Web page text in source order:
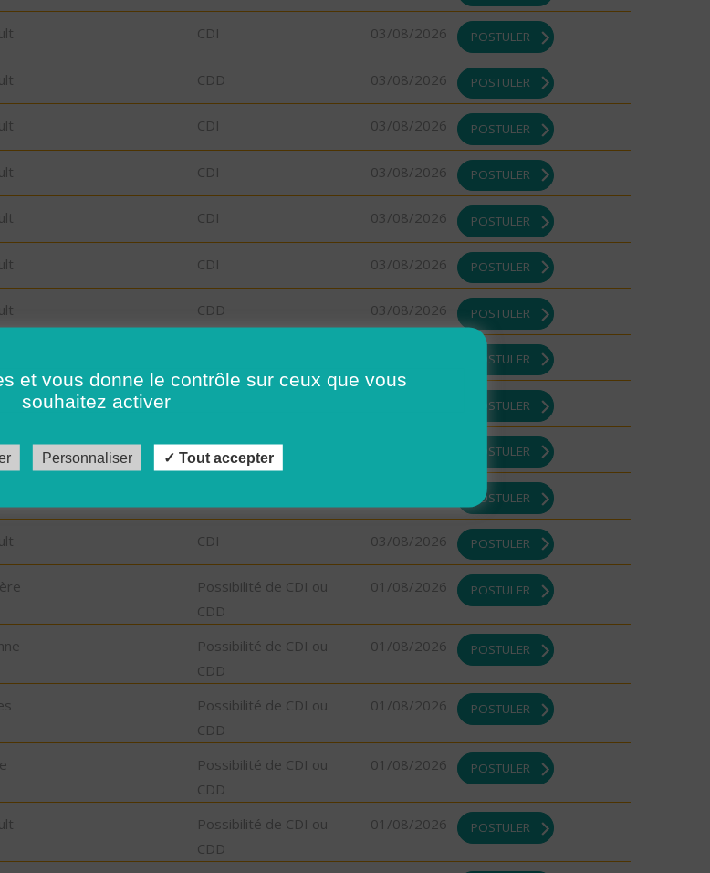
CDI 03/08/2026 POSTULER
CDD 03/08/2026 POSTULER
CDI 03/08/2026 POSTULER
CDI 03/08/2026 POSTULER
CDI 03/08/2026 POSTULER
CDI 03/08/2026 POSTULER
CDD 03/08/2026 POSTULER
POSTULER
POSTULER
CDI POSTULER
POSTULER
CDI 03/08/2026 POSTULER
Possibilité de CDI ou
CDD
01/08/2026 POSTULER
Possibilité de CDI ou
CDD
01/08/2026 POSTULER
Possibilité de CDI ou
CDD
01/08/2026 POSTULER
Possibilité de CDI ou
CDD
01/08/2026 POSTULER
Possibilité de CDI ou
CDD
01/08/2026 POSTULER
et vous donne le contrôle sur ceux que vous
souhaitez activer
Personnaliser Tout accepter